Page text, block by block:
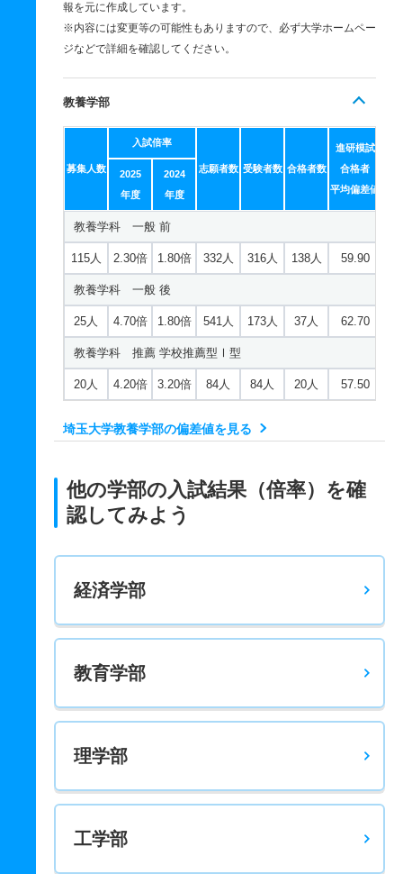
報を元に作成しています。
※内容には変更等の可能性もありますので、必ず大学ホームペー
ジなどで詳細を確認してください。
教養学部
募集人数
入試倍率
志願者数 受験者数 合格者数
進研模試
合格者
平均偏差値
2025
年度
2024
年度
教養学科 一般 前
115人 2.30倍 1.80倍 332人 316人 138人 59.90
教養学科 一般 後
25人 4.70倍 1.80倍 541人 173人 37人 62.70
教養学科 推薦 学校推薦型Ⅰ型
20人 4.20倍 3.20倍 84人 84人 20人 57.50
埼玉大学教養学部の偏差値を見る
他の学部の入試結果（倍率）を確
認してみよう
経済学部
教育学部
理学部
工学部